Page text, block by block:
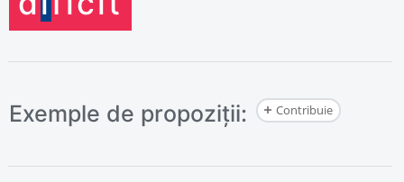
Exemple de propoziții: Contribuie